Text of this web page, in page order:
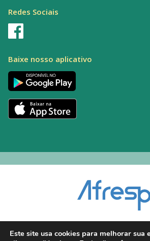
Redes Sociais
Baixe nosso aplicativo
dpo@afresp.org.br
Este site usa cookies para melhorar sua